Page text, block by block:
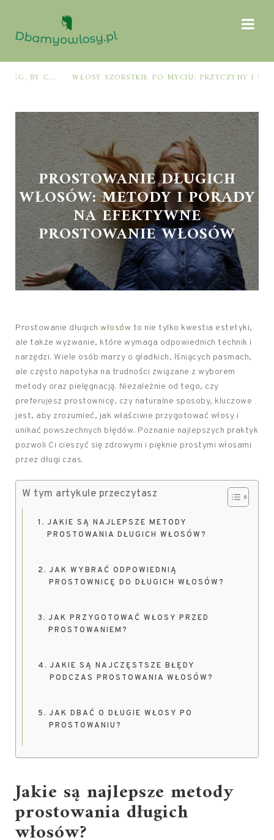
WŁOSY SZORSTKIE PO MYCIU: PRZYCZYNY I SPRAWDZONE SPOSOBY NA ODZYSKANIE MIĘKKOŚCI I BLASKU
PROSTOWANIE DŁUGICH
WŁOSÓW: METODY I PORADY
NA EFEKTYWNE
PROSTOWANIE WŁOSÓW
Prostowanie długich włosów to nie tylko kwestia estetyki,
ale także wyzwanie, które wymaga odpowiednich technik i
narzędzi. Wiele osób marzy o gładkich, lśniących pasmach,
ale często napotyka na trudności związane z wyborem
metody oraz pielęgnacją. Niezależnie od tego, czy
preferujesz prostownicę, czy naturalne sposoby, kluczowe
jest, aby zrozumieć, jak właściwie przygotować włosy i
unikać powszechnych błędów. Poznanie najlepszych praktyk
pozwoli Ci cieszyć się zdrowymi i pięknie prostymi włosami
przez długi czas.
W tym artykule przeczytasz
JAKIE SĄ NAJLEPSZE METODY
PROSTOWANIA DŁUGICH WŁOSÓW?
JAK WYBRAĆ ODPOWIEDNIĄ
PROSTOWNICĘ DO DŁUGICH WŁOSÓW?
JAK PRZYGOTOWAĆ WŁOSY PRZED
PROSTOWANIEM?
JAKIE SĄ NAJCZĘSTSZE BŁĘDY
PODCZAS PROSTOWANIA WŁOSÓW?
JAK DBAĆ O DŁUGIE WŁOSY PO
PROSTOWANIU?
Jakie są najlepsze metody
prostowania długich
włosów?